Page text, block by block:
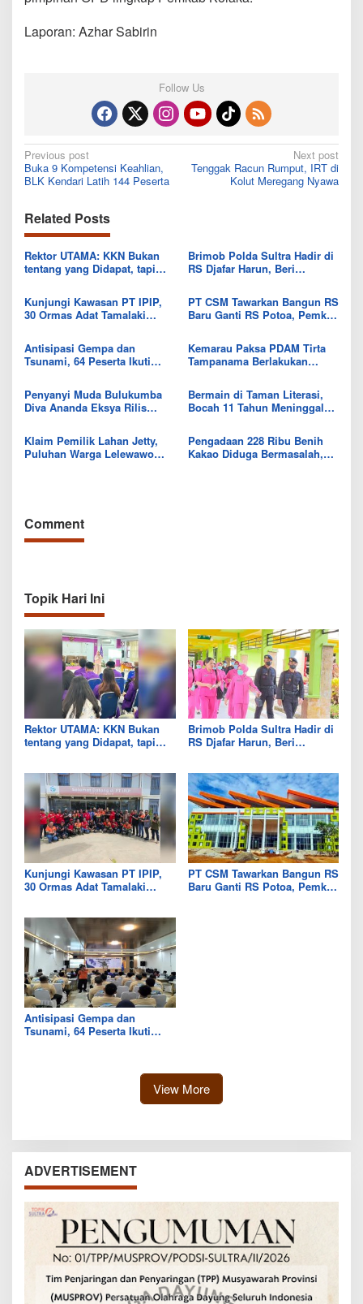
Laporan: Azhar Sabirin
Follow Us
Post
navigation
Previous post
Buka 9 Kompetensi Keahlian,
BLK Kendari Latih 144 Peserta
Next post
Tenggak Racun Rumput, IRT di
Kolut Meregang Nyawa
Related Posts
Rektor UTAMA: KKN Bukan
tentang yang Didapat, tapi
Brimob Polda Sultra Hadir di
RS Djafar Harun, Beri
Kunjungi Kawasan PT IPIP,
30 Ormas Adat Tamalaki
PT CSM Tawarkan Bangun RS
Baru Ganti RS Potoa, Pemkab
Antisipasi Gempa dan
Tsunami, 64 Peserta Ikuti
Kemarau Paksa PDAM Tirta
Tampanama Berlakukan
Penyanyi Muda Bulukumba
Diva Ananda Eksya Rilis
Bermain di Taman Literasi,
Bocah 11 Tahun Meninggal
Klaim Pemilik Lahan Jetty,
Puluhan Warga Lelewawo
Pengadaan 228 Ribu Benih
Kakao Diduga Bermasalah,
Comment
Topik Hari Ini
Rektor UTAMA: KKN Bukan
tentang yang Didapat, tapi
Brimob Polda Sultra Hadir di
RS Djafar Harun, Beri
Kunjungi Kawasan PT IPIP,
30 Ormas Adat Tamalaki
PT CSM Tawarkan Bangun RS
Baru Ganti RS Potoa, Pemkab
Antisipasi Gempa dan
Tsunami, 64 Peserta Ikuti
View More
ADVERTISEMENT